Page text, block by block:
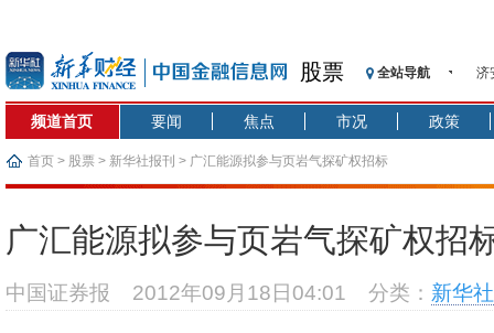
股票 全站导航
济
【
济
在
基
频道首页 要闻 焦点 市况 政策
首页 > 股票 > 新华社报刊 > 广汇能源拟参与页岩气探矿权招标
广汇能源拟参与页岩气探矿权招
中国证券报 2012年09月18日04:01 分类： 新华